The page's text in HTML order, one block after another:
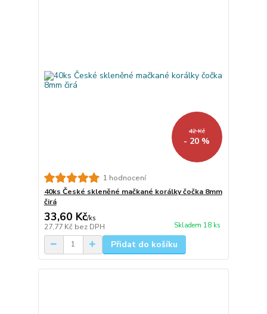
42 Kč
- 20 %
1 hodnocení
40ks České skleněné mačkané korálky čočka 8mm
čirá
33,60 Kč/ks
27,77 Kč bez DPH Skladem 18 ks
Přidat do košíku